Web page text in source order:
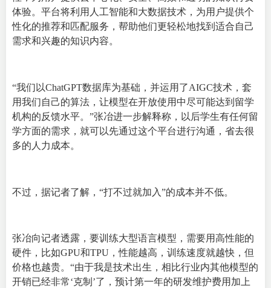
体验。平台将利用人工智能和大数据技术，为用户提供个
性化的推荐和匹配服务，帮助他们更轻松地找到适合自己
需求和兴趣的知识内容。
“我们以ChatGPT数据库为基础，并运用了AIGC技术，套
用我们自己的算法，让模型在开放使用中尽可能达到留学
机构的反馈水平。”张冶进一步解释称，以后学生有任何留
学方面的需求，就可以先通过这个平台进行沟通，省去很
多的人力成本。
不过，据记者了解，“打不过就加入”的成本并不低。
张冶向记者透露，要训练大型语言模型，需要用高性能的
硬件，比如GPU和TPU，性能越高，训练速度就越快，但
价格也越贵。“由于我是技术出生，相比行业内其他模型的
开销已经非常‘克制’了，预计第一年的研发维护费用加上